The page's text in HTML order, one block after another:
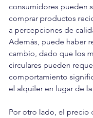
consumidores pueden
comprar productos
a percepciones de
Además, puede haber
cambio, dado que los
circulares pueden
comportamiento
el alquiler en lugar de
Por otro lado, el precio